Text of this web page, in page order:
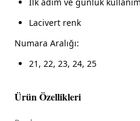
Lacivert renk
Numara Aralığı:
21, 22, 23, 24, 25
Ürün Özellikleri